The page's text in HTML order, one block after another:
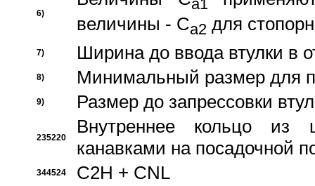
6)
a1
величины - Ca2 для
7) Ширина до ввода втулки в
8) Минимальный размер для
9) Размер до запрессовки
235220
Внутреннее кольцо из
канавками на посадочной
344524 C2H + CNL